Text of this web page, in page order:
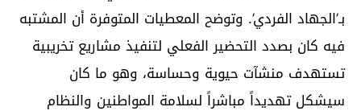
بـ’الجهاد الفردي’. وتوضح المعطيات المتوفرة أن المشتبه
فيه كان بصدد التحضير الفعلي لتنفيذ مشاريع تخريبية
تستهدف منشآت حيوية وحساسة، وهو ما كان
سيشكل تهديداً مباشراً لسلامة المواطنين والنظام